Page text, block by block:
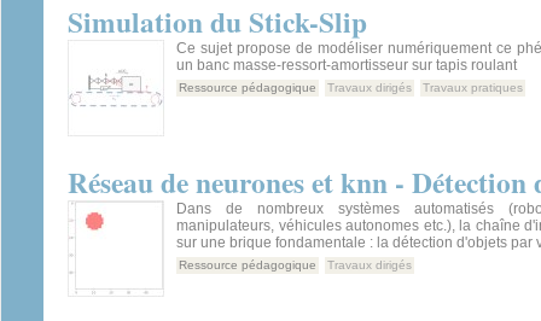
Simulation du Stick-Slip
Ce sujet propose de modéliser numériquement ce
un banc masse-ressort-amortisseur sur tapis roulant
Ressource pédagogique Travaux dirigés Travaux pratiques
Réseau de neurones et knn - Détection
Dans de nombreux systèmes automatisés
manipulateurs, véhicules autonomes etc.), la chaîne
sur une brique fondamentale : la détection d'objets par
Ressource pédagogique Travaux dirigés